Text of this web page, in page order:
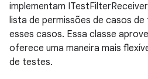
implementam
lista de permissões de casos
esses casos. Essa classe
oferece uma maneira mais
de testes.